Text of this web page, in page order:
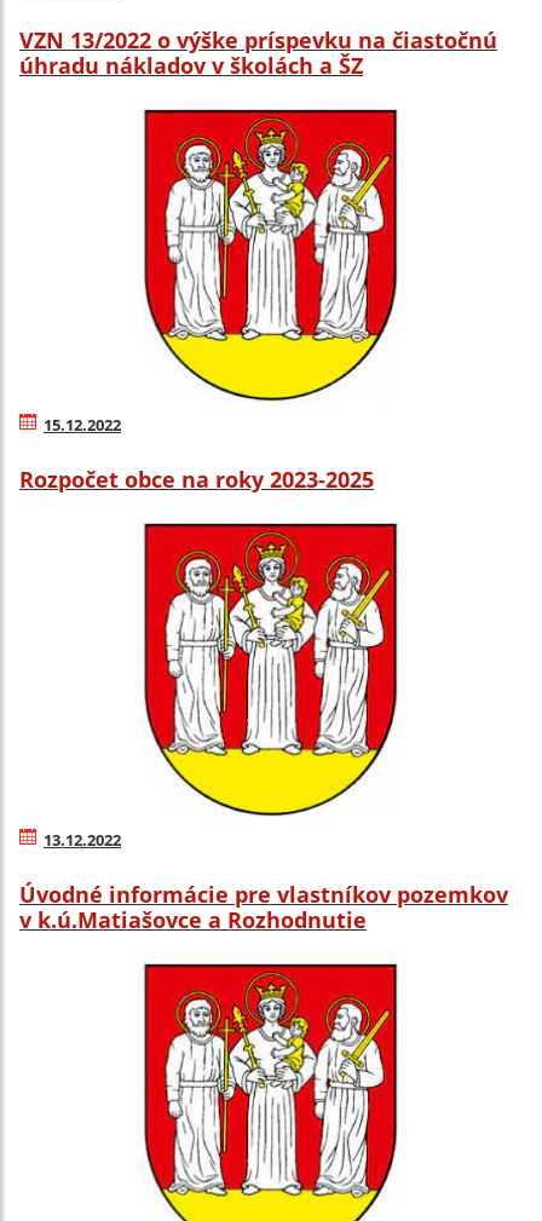
VZN 13/2022 o výške príspevku na čiastočnú
úhradu nákladov v školách a ŠZ
15.12.2022
Rozpočet obce na roky 2023-2025
13.12.2022
Úvodné informácie pre vlastníkov pozemkov
v k.ú.Matiašovce a Rozhodnutie